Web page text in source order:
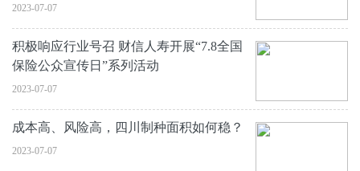
2023-07-07
积极响应行业号召 财信人寿开展“7.8全国
保险公众宣传日”系列活动
2023-07-07
成本高、风险高，四川制种面积如何稳？
2023-07-07